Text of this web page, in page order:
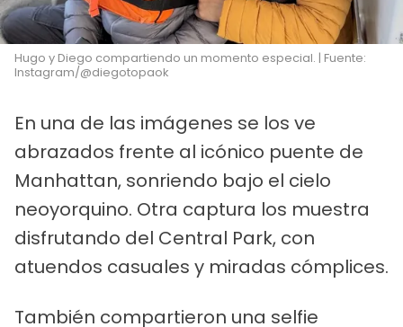
Hugo y Diego compartiendo un momento especial. | Fuente:
Instagram/@diegotopaok
En una de las imágenes se los ve
abrazados frente al icónico puente de
Manhattan, sonriendo bajo el cielo
neoyorquino. Otra captura los muestra
disfrutando del Central Park, con
atuendos casuales y miradas cómplices.
También compartieron una selfie